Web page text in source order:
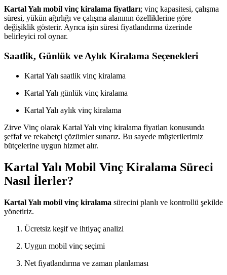
Kartal Yalı mobil vinç kiralama fiyatları; vinç kapasitesi, çalışma
süresi, yükün ağırlığı ve çalışma alanının özelliklerine göre
değişiklik gösterir. Ayrıca işin süresi fiyatlandırma üzerinde
belirleyici rol oynar.
Saatlik, Günlük ve Aylık Kiralama Seçenekleri
Kartal Yalı saatlik vinç kiralama
Kartal Yalı günlük vinç kiralama
Kartal Yalı aylık vinç kiralama
Zirve Vinç olarak Kartal Yalı vinç kiralama fiyatları konusunda
şeffaf ve rekabetçi çözümler sunarız. Bu sayede müşterilerimiz
bütçelerine uygun hizmet alır.
Kartal Yalı Mobil Vinç Kiralama Süreci
Nasıl İlerler?
Kartal Yalı mobil vinç kiralama sürecini planlı ve kontrollü şekilde
yönetiriz.
Ücretsiz keşif ve ihtiyaç analizi
Uygun mobil vinç seçimi
Net fiyatlandırma ve zaman planlaması